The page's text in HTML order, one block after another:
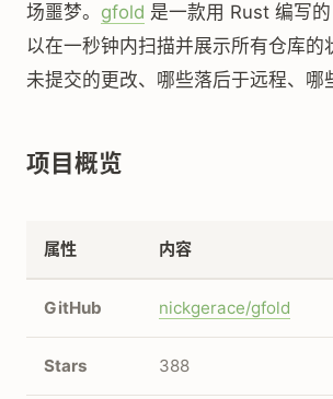
场噩梦。 gfold 是一款用 Rust 编写
以在一秒钟内扫描并展示所有仓库
未提交的更改、哪些落后于远程、哪
项目概览
属性 内容
GitHub nickgerace/gfold
Stars 388